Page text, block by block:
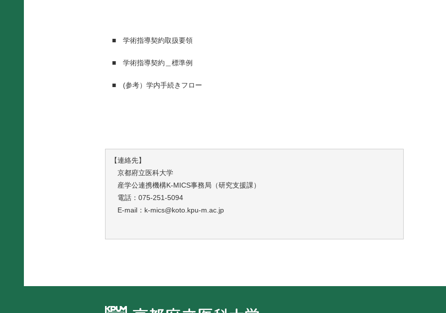
■ 学術指導契約取扱要領
■ 学術指導契約＿標準例
■ (参考）学内手続きフロー
【連絡先】
京都府立医科大学
産学公連携機構K-MICS事務局（研究支援課）
電話：075-251-5094
E-mail：k-mics@koto.kpu-m.ac.jp